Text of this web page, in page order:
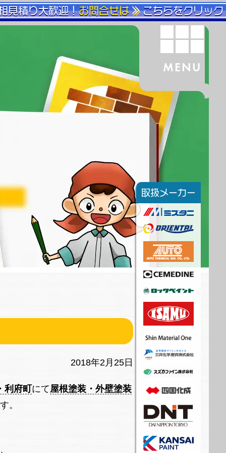
見積り大歓迎！お問合せは こちらをクリック
MENU
取扱メーカー
2018年2月25日
利府町にて屋根塗装・外壁塗装
。